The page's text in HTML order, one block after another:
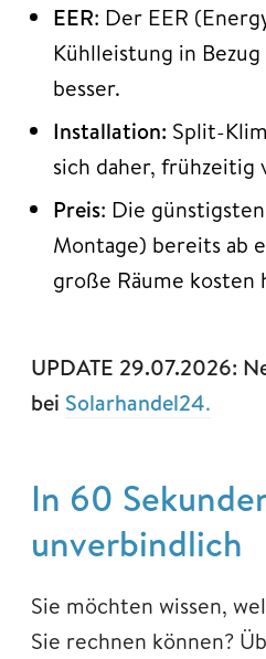
EER: Der EER
Kühlleistung in
besser.
Installation: Split-
sich daher, frühzeitig
Preis: Die
Montage) bereits ab
große Räume
UPDATE 29.07.2026:
bei Solarhandel24.
In 60
unverbindlich
Sie möchten wissen,
Sie rechnen können?